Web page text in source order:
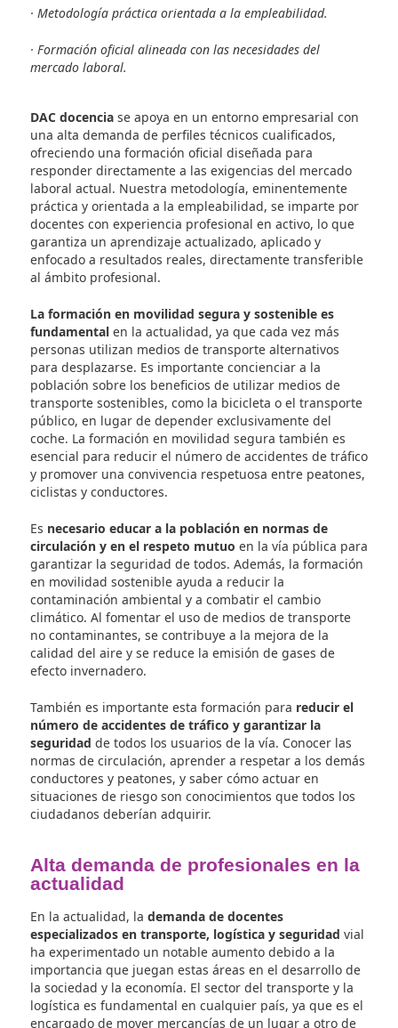
docencia
· Entorno empresarial con alta demanda de perfiles
cualificados.
· Docentes con experiencia profesional en activo.
· Metodología práctica orientada a la empleabilidad.
· Formación oficial alineada con las necesidades del
mercado laboral.
DAC docenciase apoya en un entorno empresarial
una alta demanda de perfiles técnicos cualificados,
ofreciendo una formación oficial diseñada para
responder directamente a las exigencias del
laboral actual. Nuestra metodología,
práctica y orientada a la empleabilidad, se
garantiza un aprendizaje actualizado, aplicado y
enfocado a resultados reales, directamente
al ámbito profesional.
La formación en movilidad segura y sostenible es
fundamentalen la actualidad, ya que cada vez
personas utilizan medios de transporte
para desplazarse. Es importante concienciar a la
población sobre los beneficios de utilizar medios
transporte sostenibles, como la bicicleta o el
público, en lugar de depender exclusivamente del
coche. La formación en movilidad segura también
esencial para reducir el número de accidentes de
y promover una convivencia respetuosa entre
Esnecesario educar a la población en normas de
circulación y en el respeto mutuo
garantizar la seguridad de todos. Además, la
en movilidad sostenible ayuda a reducir la
contaminación ambiental y a combatir el cambio
climático. Al fomentar el uso de medios de
no contaminantes, se contribuye a la mejora de la
calidad del aire y se reduce la emisión de gases de